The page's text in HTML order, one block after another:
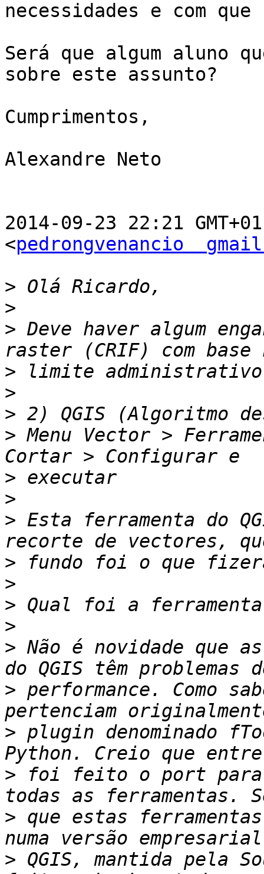
necessidades e com que
Será que algum aluno
sobre este assunto?
Cumprimentos,
Alexandre Neto
2014-09-23 22:21
<pedrongvenancio
>
>
> Deve haver algum
>
>
>
> Menu Vector >
>
>
> Esta ferramenta do
>
>
>
>
> Não é novidade que
> performance. Como
> plugin denominado
> foi feito o port para
> que estas
> QGIS, mantida pela